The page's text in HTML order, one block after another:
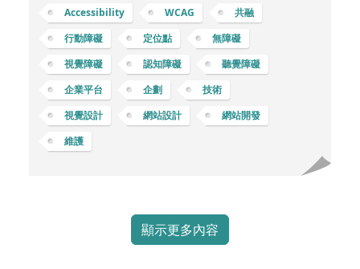
各種能力和需求，確保所有使用者都能夠獲得相
同的信息和功能，而不受到身體、技能或技術限
制的影響。 無障礙網站設計的一些特點和原則包
括： 可訪問性 (Accessibility)確保網站的所有內
容和功能都可以被各種使用者所訪問，包括殘障
人士、老年人、不同語言和文化背景的使用者
等。舉例像是提供清晰的文字描述給視障人士的
圖像，使用可以放大的字體和對比度高的顏
Accessibility WCAG
共融
行動障礙
定位點
無障礙
視覺障礙
認知障礙
聽覺障礙
企業平台
企劃
技術
視覺設計
網站設計
網站開發
維護
顯示更多內容